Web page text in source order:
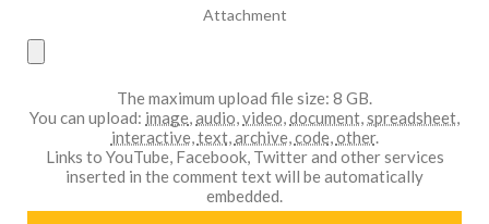
Attachment
The maximum upload file size: 8 GB.
You can upload: image,audio,video,document,spreadsheet,
interactive,text,archive,code,other.
Links to YouTube, Facebook, Twitter and other services
inserted in the comment text will be automatically
embedded.